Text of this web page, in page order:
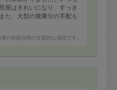
屋はきれいになり、すっき
た、大型の廃棄分の手配も
とうございます。
の依頼当時の主観的な感想です。